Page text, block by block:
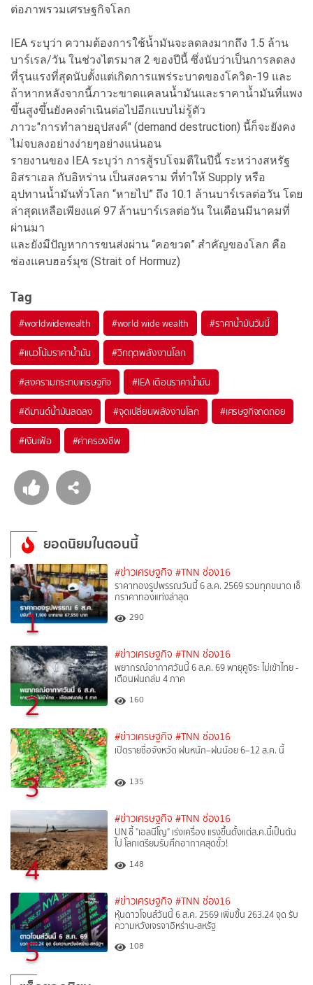
ต่อภาพรวมเศรษฐกิจโลก
IEA ระบุว่า ความต้องการใช้น้ำมันจะลดลงมากถึง 1.5 ล้าน
บาร์เรล/วัน ในช่วงไตรมาส 2 ของปีนี้ ซึ่งนับว่าเป็นการลดลง
ที่รุนแรงที่สุดนับตั้งแต่เกิดการแพร่ระบาดของโควิด-19 และ
ถ้าหากหลังจากนี้ภาวะขาดแคลนน้ำมันและราคาน้ำมันที่แพง
ขึ้นสูงขึ้นยังคงดำเนินต่อไปอีกแบบไม่รู้ตัว
ภาวะ"การทำลายอุปสงค์" (demand destruction) นี้ก็จะยังคง
ไม่จบลงอย่างง่ายๆอย่างแน่นอน
รายงานของ IEA ระบุว่า การสู้รบโจมตีในปีนี้ ระหว่างสหรัฐ
อิสราเอล กับอิหร่าน เป็นสงคราม ที่ทำให้ Supply หรือ
อุปทานน้ำมันทั่วโลก “หายไป” ถึง 10.1 ล้านบาร์เรลต่อวัน โดย
ล่าสุดเหลือเพียงแค่ 97 ล้านบาร์เรลต่อวัน ในเดือนมีนาคมที่
ผ่านมา
และยังมีปัญหาการขนส่งผ่าน “คอขวด” สำคัญของโลก คือ
ช่องแคบฮอร์มุซ (Strait of Hormuz)
Tag
#worldwidewealth #world wide wealth #ราคาน้ำมันวันนี้
#แนวโน้มราคาน้ำมัน #วิกฤตพลังงานโลก
#สงครามกระทบเศรษฐกิจ #IEA เตือนราคาน้ำมัน
#ดีมานด์น้ำมันลดลง #จุดเปลี่ยนพลังงานโลก #เศรษฐกิจถดถอย
#เงินเฟ้อ #ค่าครองชีพ
ยอดนิยมในตอนนี้
1
#ข่าวเศรษฐกิจ #TNN ช่อง16
ราคาทองรูปพรรณวันนี้ 6 ส.ค. 2569 รวมทุกขนาด เช็
กราคาทองแท่งล่าสุด
290
2
#ข่าวเศรษฐกิจ #TNN ช่อง16
พยากรณ์อากาศวันนี้ 6 ส.ค. 69 พายุคูจิระ ไม่เข้าไทย -
เตือนฝนถล่ม 4 ภาค
160
3
#ข่าวเศรษฐกิจ #TNN ช่อง16
เปิดรายชื่อจังหวัด ฝนหนัก–ฝนน้อย 6–12 ส.ค. นี้
135
4
#ข่าวเศรษฐกิจ #TNN ช่อง16
UN ชี้ "เอลนีโญ" เร่งเครื่อง แรงขึ้นตั้งแต่ส.ค.นี้เป็นต้น
ไป โลกเตรียมรับศึกอากาศสุดขั้ว!
148
5
#ข่าวเศรษฐกิจ #TNN ช่อง16
หุ้นดาวโจนส์วันนี้ 6 ส.ค. 2569 เพิ่มขึ้น 263.24 จุด รับ
ความหวังเจรจาอิหร่าน-สหรัฐ
108